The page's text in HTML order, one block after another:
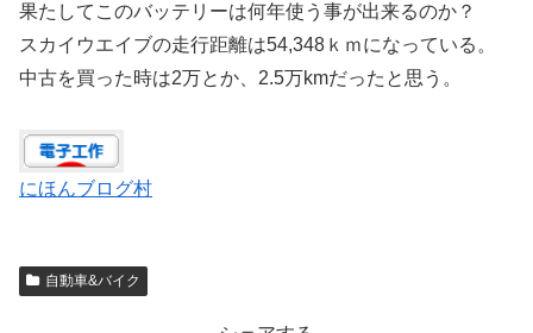
果たしてこのバッテリーは何年使う事が出来るのか？
スカイウエイブの走行距離は54,348ｋｍになっている。
中古を買った時は2万とか、2.5万kmだったと思う。
にほんブログ村
自動車&バイク